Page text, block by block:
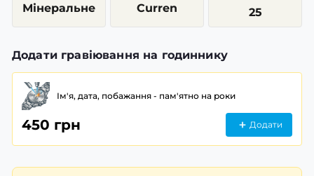
Мінеральне Curren 25
Додати гравіювання на годиннику
Ім'я, дата, побажання - пам'ятно на роки
450 грн Додати